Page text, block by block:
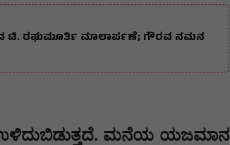
ಟಿ. ರಘುಮೂರ್ತಿ ಮಾಲಾರ್ಪಣೆ; ಗೌರವ ನಮನ
ಉಳಿದುಬಿಡುತ್ತದೆ. ಮನೆಯ ಯಜಮಾನ